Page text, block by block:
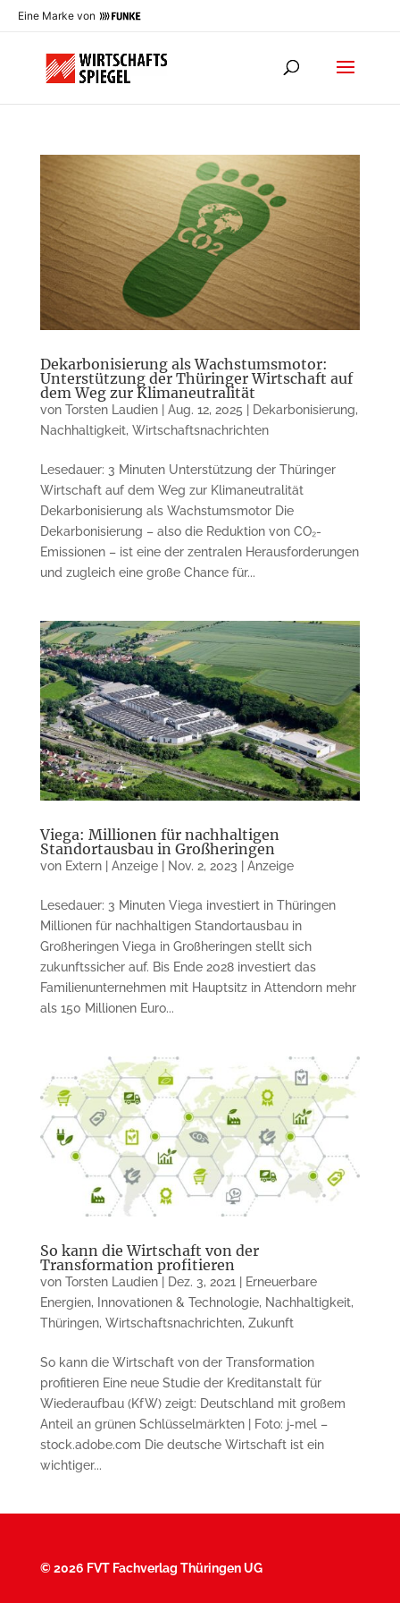
Eine Marke von
Dekarbonisierung als Wachstumsmotor:
Unterstützung der Thüringer Wirtschaft auf
dem Weg zur Klimaneutralität
von Torsten Laudien| Aug. 12, 2025 Dekarbonisierung,
Nachhaltigkeit, Wirtschaftsnachrichten
Lesedauer: 3 Minuten Unterstützung der Thüringer
Wirtschaft auf dem Weg zur Klimaneutralität
Dekarbonisierung als Wachstumsmotor Die
Dekarbonisierung – also die Reduktion von CO₂-
Emissionen – ist eine der zentralen Herausforderungen
und zugleich eine große Chance für...
Viega: Millionen für nachhaltigen
Standortausbau in Großheringen
von Extern | Anzeige| Nov. 2, 2023 Anzeige
Lesedauer: 3 Minuten Viega investiert in Thüringen
Millionen für nachhaltigen Standortausbau in
Großheringen Viega in Großheringen stellt sich
zukunftssicher auf. Bis Ende 2028 investiert das
Familienunternehmen mit Hauptsitz in Attendorn mehr
als 150 Millionen Euro...
So kann die Wirtschaft von der
Transformation profitieren
von Torsten Laudien| Dez. 3, 2021|
Erneuerbare
Energien, Innovationen & Technologie, Nachhaltigkeit,
Thüringen, Wirtschaftsnachrichten, Zukunft
So kann die Wirtschaft von der Transformation
profitieren Eine neue Studie der Kreditanstalt für
Wiederaufbau (KfW) zeigt: Deutschland mit großem
Anteil an grünen Schlüsselmärkten | Foto: j-mel –
stock.adobe.com Die deutsche Wirtschaft ist ein
wichtiger...
©2026 FVT Fachverlag Thüringen UG